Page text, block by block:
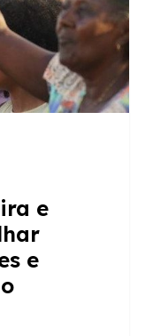
e
e